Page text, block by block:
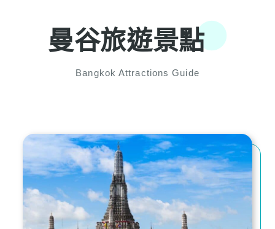
曼谷旅遊景點
Bangkok Attractions Guide